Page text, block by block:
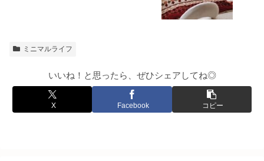
ミニマルライフ
いいね！と思ったら、ぜひシェアしてね◎
X Facebook コピー